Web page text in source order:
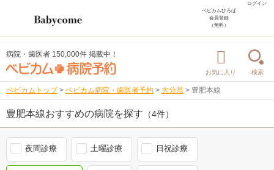
ログイン
ベビカムひろば
会員登録
（無料）
病院・歯医者 150,000件 掲載中！
お気に入り 検索
ベビカムトップ > ベビカム病院・歯医者予約 > 大分県 > 豊肥本線
豊肥本線おすすめの病院を探す （4件）
夜間診療 土曜診療 日祝診療